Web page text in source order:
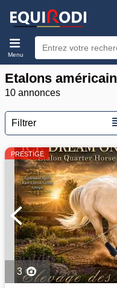
Menu
Etalons
10 annonces
Filtrer
PRESTIGE
3